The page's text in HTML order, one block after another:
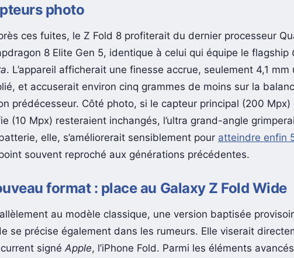
photo
ces fuites, le Z Fold 8 profiterait du dernier processeur
8 Elite Gen 5, identique à celui qui équipe le flagship
. L’appareil afficherait une finesse accrue, seulement 4,1 mm
et accuserait environ cinq grammes de moins sur la
prédécesseur. Côté photo, si le capteur principal (200 Mpx)
(10 Mpx) resteraient inchangés, l’ultra grand-angle
elle, s’améliorerait sensiblement pour atteindre enfin
souvent reproché aux générations précédentes.
format : place au Galaxy Z Fold Wide
au modèle classique, une version baptisée
se précise également dans les rumeurs. Elle viserait
signé Apple, l’iPhone Fold. Parmi les éléments